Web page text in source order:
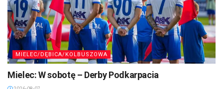
MIELEC/DĘBICA/KOLBUSZOWA
Mielec: W sobotę – Derby Podkarpacia